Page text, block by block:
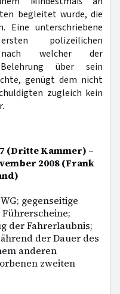
begleitet wurde, die
Eine unterschriebene
polizeilichen
nach welcher der
über sein
genügt dem nicht
zugleich kein
(Dritte Kammer) –
2008 (Frank
gegenseitige
der Fahrerlaubnis;
der Dauer des
anderen
zweiten